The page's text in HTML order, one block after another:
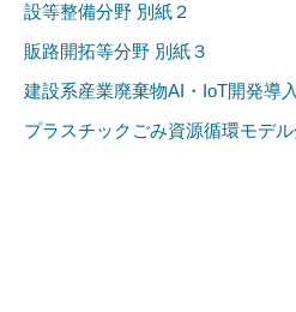
設等整備分野 別紙２
販路開拓等分野 別紙３
建設系産業廃棄物AI・IoT開発導
プラスチックごみ資源循環モデ